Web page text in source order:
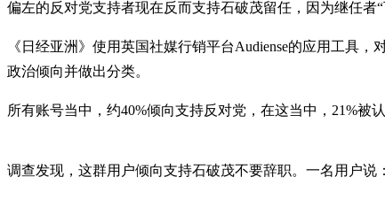
偏左的反对党支持者现在反而支持石破茂留任，因为继任者“
《日经亚洲》使用英国社媒行销平台Audiense的应用工具
政治倾向并做出分类。
所有账号当中，约40%倾向支持反对党，在这当中，21%被
调查发现，这群用户倾向支持石破茂不要辞职。一名用户